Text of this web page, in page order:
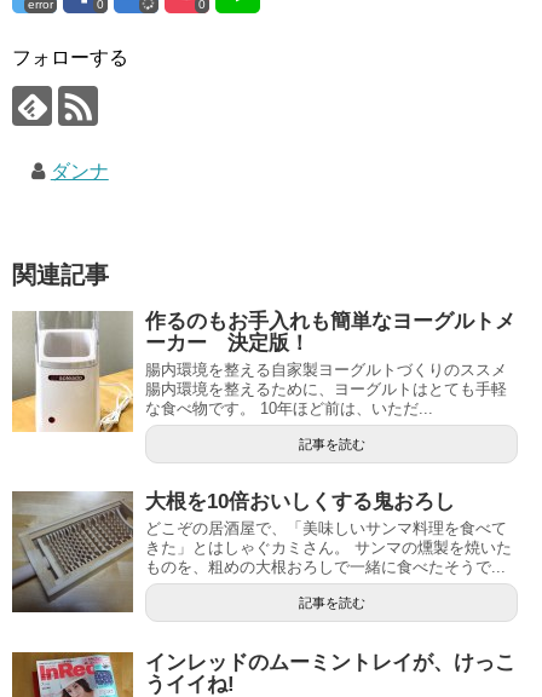
error 0 0
フォローする
ダンナ
関連記事
作るのもお手入れも簡単なヨーグルトメ
ーカー 決定版！
腸内環境を整える自家製ヨーグルトづくりのススメ
腸内環境を整えるために、ヨーグルトはとても手軽
な食べ物です。 10年ほど前は、いただ...
記事を読む
大根を10倍おいしくする鬼おろし
どこぞの居酒屋で、「美味しいサンマ料理を食べて
きた」とはしゃぐカミさん。 サンマの燻製を焼いた
ものを、粗めの大根おろしで一緒に食べたそうで...
記事を読む
インレッドのムーミントレイが、けっこ
うイイね!